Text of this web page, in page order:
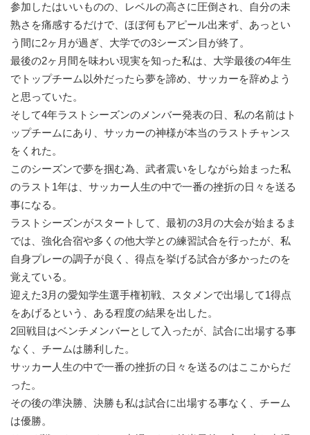
参加したはいいものの、レベルの高さに圧倒され、自分の未
熟さを痛感するだけで、ほぼ何もアピール出来ず、あっとい
う間に2ヶ月が過ぎ、大学での3シーズン目が終了。
最後の2ヶ月間を味わい現実を知った私は、大学最後の4年生
でトップチーム以外だったら夢を諦め、サッカーを辞めよう
と思っていた。
そして4年ラストシーズンのメンバー発表の日、私の名前はト
ップチームにあり、サッカーの神様が本当のラストチャンス
をくれた。
このシーズンで夢を掴む為、武者震いをしながら始まった私
のラスト1年は、サッカー人生の中で一番の挫折の日々を送る
事になる。
ラストシーズンがスタートして、最初の3月の大会が始まるま
では、強化合宿や多くの他大学との練習試合を行ったが、私
自身プレーの調子が良く、得点を挙げる試合が多かったのを
覚えている。
迎えた3月の愛知学生選手権初戦、スタメンで出場して1得点
をあげるという、ある程度の結果を出した。
2回戦目はベンチメンバーとして入ったが、試合に出場する事
なく、チームは勝利した。
サッカー人生の中で一番の挫折の日々を送るのはここからだ
った。
その後の準決勝、決勝も私は試合に出場する事なく、チーム
は優勝。